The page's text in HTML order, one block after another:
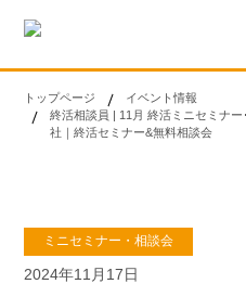
トップページ
イベント情報
終活相談員 | 11月 終活ミニセミナ
社｜終活セミナー&無料相談会
ミニセミナー・相談会
2024年11月17日